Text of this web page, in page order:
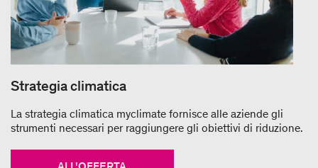
Strategia climatica
La strategia climatica myclimate fornisce alle aziende gli
strumenti necessari per raggiungere gli obiettivi di riduzione.